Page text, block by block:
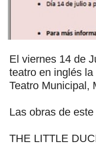
El viernes 14 de
teatro en inglés la
Teatro Municipal,
Las obras de
THE LITTLE